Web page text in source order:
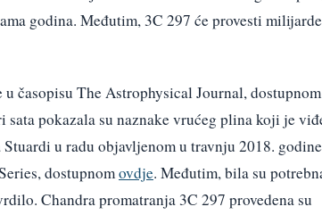
godina. Međutim, 3C 297 će provesti milijarde
časopisu The Astrophysical Journal, dostupnom
pokazala su naznake vrućeg plina koji je
u radu objavljenom u travnju 2018.
dostupnomovdje. Međutim, bila su
Chandra promatranja 3C 297 provedena su